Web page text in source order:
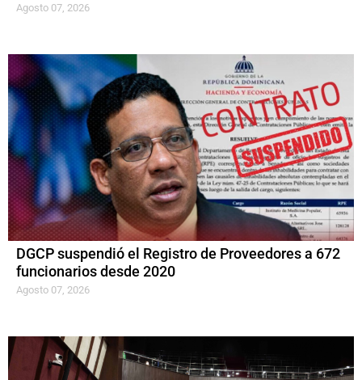
Agosto 07, 2026
DGCP suspendió el Registro de Proveedores a 672
funcionarios desde 2020
Agosto 07, 2026